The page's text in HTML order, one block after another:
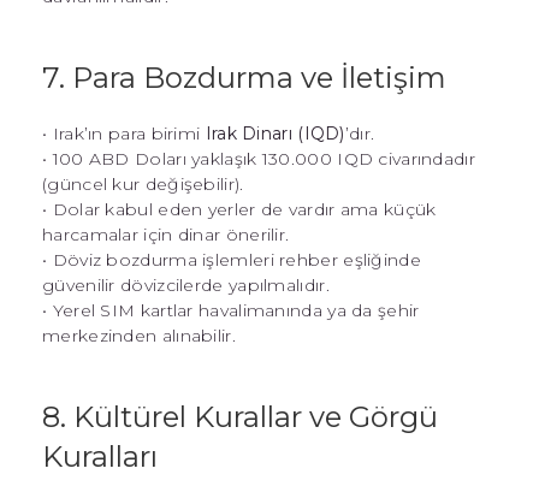
7. Para Bozdurma ve İletişim
• Irak’ın para birimi Irak Dinarı (IQD)’dır.
• 100 ABD Doları yaklaşık 130.000 IQD civarındadır
(güncel kur değişebilir).
• Dolar kabul eden yerler de vardır ama küçük
harcamalar için dinar önerilir.
• Döviz bozdurma işlemleri rehber eşliğinde
güvenilir dövizcilerde yapılmalıdır.
• Yerel SIM kartlar havalimanında ya da şehir
merkezinden alınabilir.
8. Kültürel Kurallar ve Görgü
Kuralları